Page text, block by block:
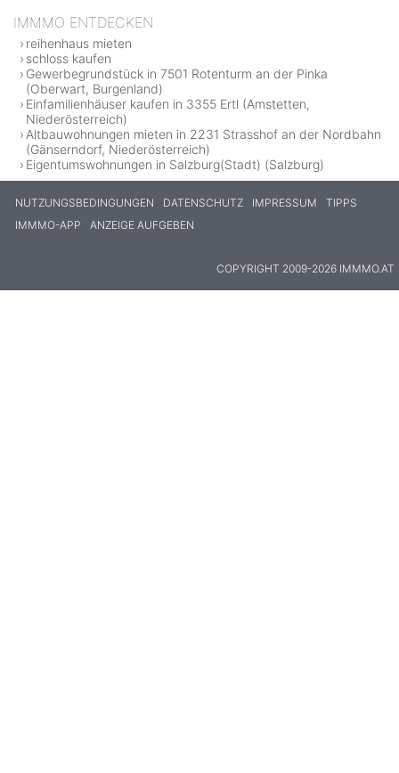
IMMMO ENTDECKEN
reihenhaus mieten
schloss kaufen
Gewerbegrundstück in 7501 Rotenturm an der Pinka
(Oberwart, Burgenland)
Einfamilienhäuser kaufen in 3355 Ertl (Amstetten,
Niederösterreich)
Altbauwohnungen mieten in 2231 Strasshof an der Nordbahn
(Gänserndorf, Niederösterreich)
Eigentumswohnungen in Salzburg(Stadt) (Salzburg)
NUTZUNGSBEDINGUNGEN DATENSCHUTZ IMPRESSUM
TIPPS
IMMMO-APP
ANZEIGE AUFGEBEN
COPYRIGHT 2009-2026 IMMMO.AT